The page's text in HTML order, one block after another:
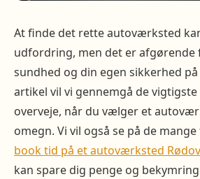
At finde det rette autoværksted
udfordring, men det er afgørende
sundhed og din egen sikkerhed
artikel vil vi gennemgå de
overveje, når du vælger et
omegn. Vi vil også se på de
book tid på et autoværksted
kan spare dig penge og